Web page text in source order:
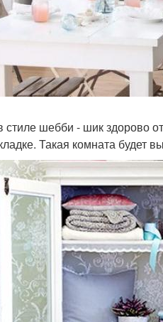
стиле шебби - шик здорово
Такая комната будет